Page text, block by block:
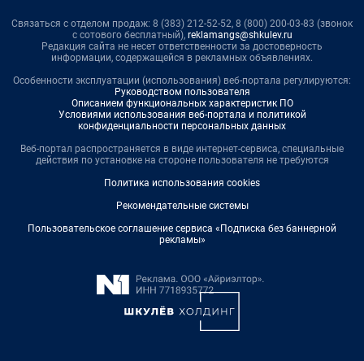
Связаться с отделом продаж: 8 (383) 212-52-52, 8 (800) 200-03-83 (звонок
с сотового бесплатный), reklamangs@shkulev.ru
Редакция сайта не несет ответственности за достоверность
информации, содержащейся в рекламных объявлениях.
Особенности эксплуатации (использования) веб-портала регулируются:
Руководством пользователя
Описанием функциональных характеристик ПО
Условиями использования веб-портала и политикой
конфиденциальности персональных данных
Веб-портал распространяется в виде интернет-сервиса, специальные
действия по установке на стороне пользователя не требуются
Политика использования cookies
Рекомендательные системы
Пользовательское соглашение сервиса «Подписка без баннерной
рекламы»